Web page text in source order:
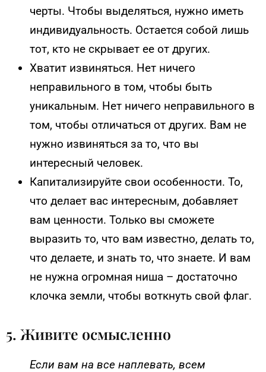
черты. Чтобы выделяться, нужно иметь
индивидуальность. Остается собой лишь
тот, кто не скрывает ее от других.
Хватит извиняться. Нет ничего
неправильного в том, чтобы быть
уникальным. Нет ничего неправильного в
том, чтобы отличаться от других. Вам не
нужно извиняться за то, что вы
интересный человек.
Капитализируйте свои особенности. То,
что делает вас интересным, добавляет
вам ценности. Только вы сможете
выразить то, что вам известно, делать то,
что делаете, и знать то, что знаете. И вам
не нужна огромная ниша – достаточно
клочка земли, чтобы воткнуть свой флаг.
5. Живите осмысленно
Если вам на все наплевать, всем